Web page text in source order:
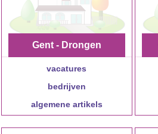
Gent - Drongen
vacatures
bedrijven
algemene artikels